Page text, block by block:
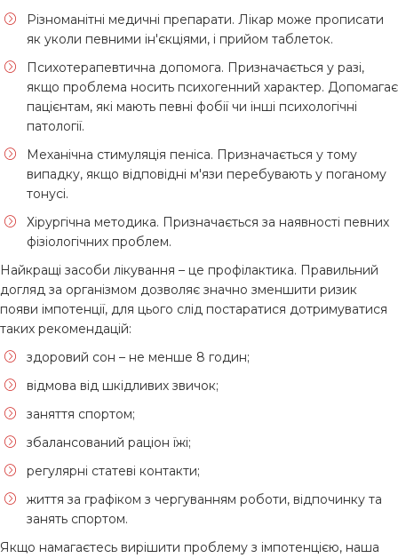
Різноманітні медичні препарати. Лікар може прописати
як уколи певними ін'єкціями, і прийом таблеток.
Психотерапевтична допомога. Призначається у разі,
якщо проблема носить психогенний характер. Допомагає
пацієнтам, які мають певні фобії чи інші психологічні
патології.
Механічна стимуляція пеніса. Призначається у тому
випадку, якщо відповідні м'язи перебувають у поганому
тонусі.
Хірургічна методика. Призначається за наявності певних
фізіологічних проблем.
Найкращі засоби лікування – це профілактика. Правильний
догляд за організмом дозволяє значно зменшити ризик
появи імпотенції, для цього слід постаратися дотримуватися
таких рекомендацій:
здоровий сон – не менше 8 годин;
відмова від шкідливих звичок;
заняття спортом;
збалансований раціон їжі;
регулярні статеві контакти;
життя за графіком з чергуванням роботи, відпочинку та
занять спортом.
Якщо намагаєтесь вирішити проблему з імпотенцією, наша